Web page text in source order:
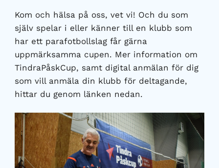
Kom och hälsa på oss, vet vi! Och du som
själv spelar i eller känner till en klubb som
har ett parafotbollslag får gärna
uppmärksamma cupen. Mer information om
TindraPåskCup, samt digital anmälan för dig
som vill anmäla din klubb för deltagande,
hittar du genom länken nedan.